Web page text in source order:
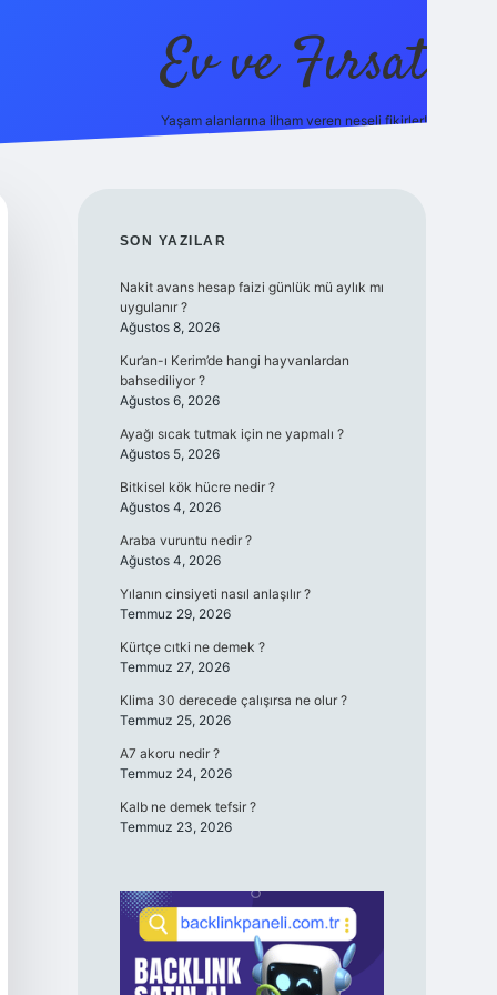
Ev ve Fırsat
Yaşam alanlarına ilham veren neşeli fikirler!
SIDEBAR
SON YAZILAR
Nakit avans hesap faizi günlük mü aylık mı
uygulanır ?
Ağustos 8, 2026
Kur’an-ı Kerim’de hangi hayvanlardan
bahsediliyor ?
Ağustos 6, 2026
Ayağı sıcak tutmak için ne yapmalı ?
Ağustos 5, 2026
Bitkisel kök hücre nedir ?
Ağustos 4, 2026
Araba vuruntu nedir ?
Ağustos 4, 2026
Yılanın cinsiyeti nasıl anlaşılır ?
Temmuz 29, 2026
Kürtçe cıtki ne demek ?
Temmuz 27, 2026
Klima 30 derecede çalışırsa ne olur ?
Temmuz 25, 2026
A7 akoru nedir ?
Temmuz 24, 2026
Kalb ne demek tefsir ?
Temmuz 23, 2026